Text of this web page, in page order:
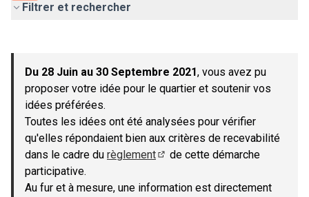
Filtrer et rechercher
−
Du 28 Juin au 30 Septembre 2021, vous avez pu
proposer votre idée pour le quartier et soutenir vos
idées préférées.
Toutes les idées ont été analysées pour vérifier
qu'elles répondaient bien aux critères de recevabilité
dans le cadre du règlement
de cette démarche
participative.
Au fur et à mesure, une information est directement